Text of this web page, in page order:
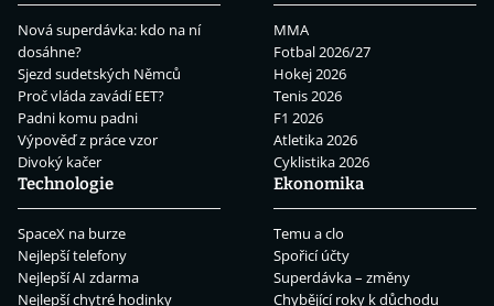
Nová superdávka: kdo na ní
dosáhne?
Sjezd sudetských Němců
Proč vláda zavádí EET?
Padni komu padni
Výpověď z práce vzor
Divoký kačer
MMA
Fotbal 2026/27
Hokej 2026
Tenis 2026
F1 2026
Atletika 2026
Cyklistika 2026
Technologie
SpaceX na burze
Nejlepší telefony
Nejlepší AI zdarma
Nejlepší chytré hodinky
Ekonomika
Temu a clo
Spořicí účty
Superdávka – změny
Chybějící roky k důchodu